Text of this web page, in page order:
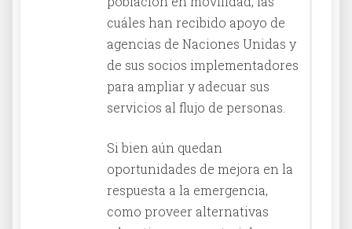
cuáles han recibido apoyo de
agencias de Naciones Unidas y
de sus socios implementadores
para ampliar y adecuar sus
servicios al flujo de personas.
Si bien aún quedan
oportunidades de mejora en la
respuesta a la emergencia,
como proveer alternativas